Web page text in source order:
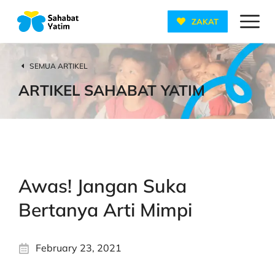
ZAKAT
SEMUA ARTIKEL
ARTIKEL SAHABAT YATIM
Awas! Jangan Suka
Bertanya Arti Mimpi
February 23, 2021